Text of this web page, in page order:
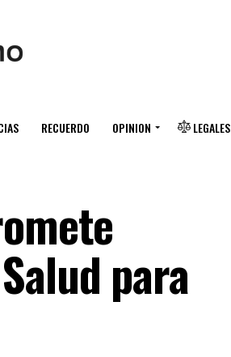
RECUERDO OPINION LEGALES
para